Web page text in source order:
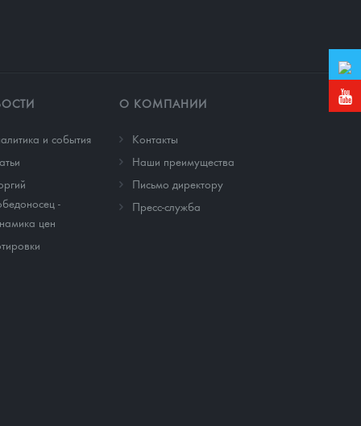
и события
-
цен
О КОМПАНИИ
Контакты
Наши преимущества
Письмо директору
Пресс-служба